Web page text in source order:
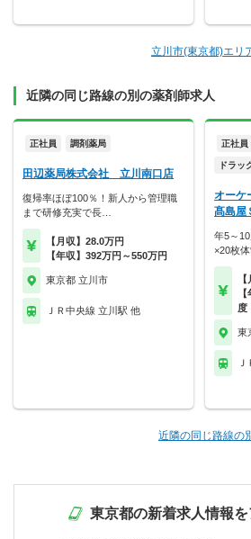
立川市(東京都)エリ
近隣の同じ路線の別の薬剤師求人
正社員 調剤薬局
田辺薬局株式会社 立川南口店
復帰率ほぼ100％！新人から管理職
まで研修充実で長…
【月収】28.0万円
【年収】392万円～550万円
東京都 立川市
ＪＲ中央線 立川駅 他
正社員
ドラッ
オーケ
髙島屋
年5～
×20枚
度
東
近隣の同じ路線の
東京都の新着求人情報